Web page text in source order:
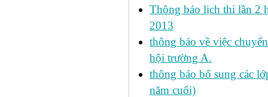
Thông báo lịch thi lần 2
2013
thông báo về việc
hội trường A.
thông báo bổ sung các
năm cuối)